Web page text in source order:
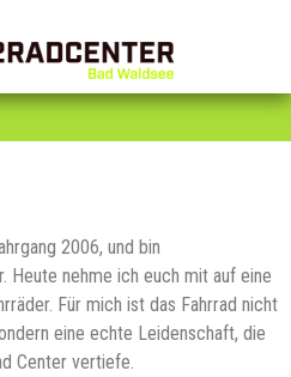
2006, und bin
Heute nehme ich euch mit auf eine
Für mich ist das Fahrrad nicht
eine echte Leidenschaft, die
Center vertiefe.